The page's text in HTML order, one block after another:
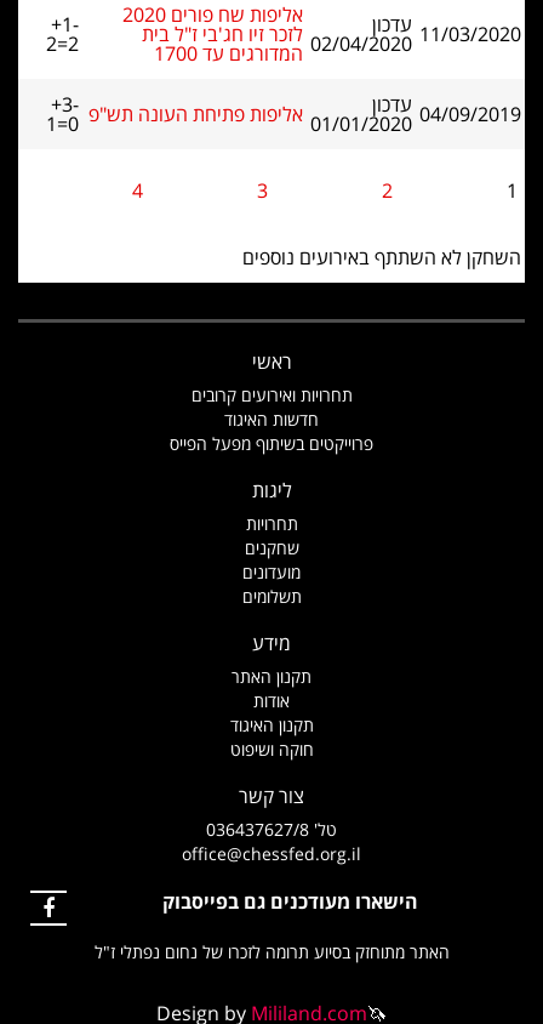
11/03/2020 עדכון
02/04/2020
אליפות שח פורים 2020
לזכר זיו חג'בי ז"ל בית
המדורגים עד 1700
+1-
2=2
04/09/2019 עדכון
01/01/2020 אליפות פתיחת העונה תש"פ +3-
1=0
1
2
3
4
השחקן לא השתתף באירועים נוספים
ראשי
תחרויות ואירועים קרובים
חדשות האיגוד
פרוייקטים בשיתוף מפעל הפייס
ליגות
תחרויות
שחקנים
מועדונים
תשלומים
מידע
תקנון האתר
אודות
תקנון האיגוד
חוקה ושיפוט
צור קשר
טל' 036437627/8
office@chessfed.org.il
הישארו מעודכנים גם בפייסבוק
האתר מתוחזק בסיוע תרומה לזכרו של נחום נפתלי ז"ל
Design by Mililand.com🦄